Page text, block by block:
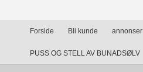
Forside Bli kunde annonser
PUSS OG STELL AV BUNADSØLV